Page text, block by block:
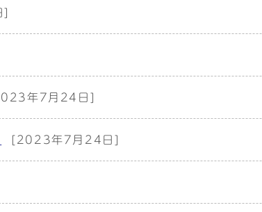
]
年7月24日]
[2023年7月24日]